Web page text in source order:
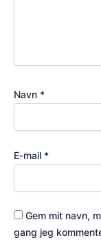
Navn *
E-mail *
Gem mit navn,
gang jeg